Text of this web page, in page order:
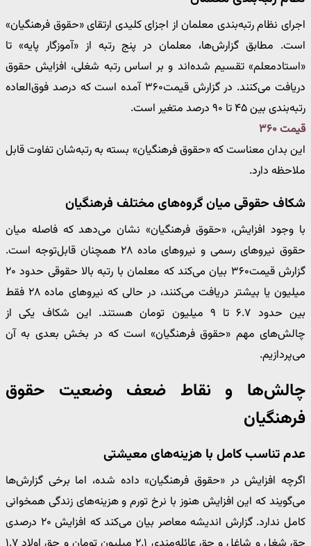
اجرای نظام رتبه‌بندی معلمان از اجزای کلیدی ارتقای «حقوق فرهنگیان»
است. مطابق گزارش‌ها، معلمان در پنج رتبه از «آموزگار پایه» تا
«استادمعلم» تقسیم شده‌اند و بر اساس رتبه شغلی، افزایش حقوق
دریافت می‌کنند. در گزارش قیمت۳۶۰ آمده است که درصد فوق‌العاده
رتبه‌بندی بین ۴۵ تا ۹۰ درصد متغیر است.
قیمت ۳۶۰
این بدان معناست که «حقوق فرهنگیان» بسته به رتبه‌شان تفاوت قابل
ملاحظه دارد.
شکاف حقوقی میان گروه‌های مختلف فرهنگیان
با وجود افزایش، «حقوق فرهنگیان» نشان می‌دهد که فاصله میان
حقوق نیروهای رسمی و نیروهای ماده ۲۸ همچنان قابل‌توجه است.
گزارش قیمت۳۶۰ بیان می‌کند که معلمان با رتبه بالا حقوقی حدود ۲۰
میلیون یا بیشتر دریافت می‌کنند، در حالی که نیروهای ماده ۲۸ فقط
بین حدود ۶.۷ تا ۹ میلیون تومان هستند. این شکاف یکی از
چالش‌های مهم «حقوق فرهنگیان» است که در بخش بعدی به آن
می‌پردازیم.
چالش‌ها و نقاط ضعف وضعیت حقوق
فرهنگیان
عدم تناسب کامل با هزینه‌های معیشتی
اگرچه افزایش در «حقوق فرهنگیان» داده شده، اما برخی گزارش‌ها
می‌گویند که این افزایش هنوز با نرخ تورم و هزینه‌های زندگی همخوانی
کامل ندارد. گزارش اندیشه معاصر بیان می‌کند که افزایش ۲۰ درصدی